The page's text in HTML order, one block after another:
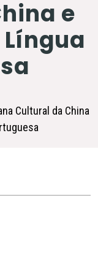
e
Cultural da China